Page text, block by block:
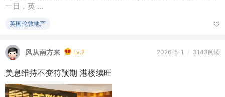
一日，英 ...
英国伦敦地产
风从南方来 Lv.7 2026-5-1 / 3143阅读
美息维持不变符预期 港楼续旺